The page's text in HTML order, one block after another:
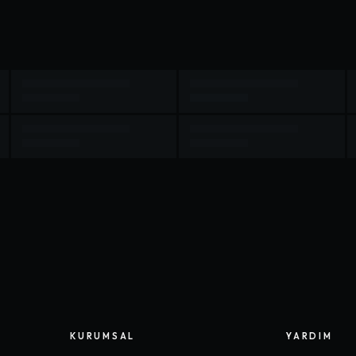
KURUMSAL YARDIM